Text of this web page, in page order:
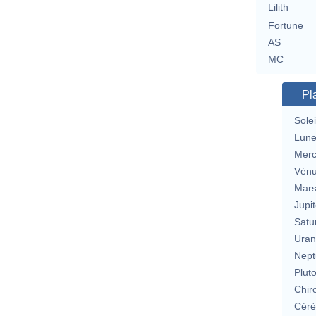
Lilith
Fortune
AS
MC
Lune
Mars